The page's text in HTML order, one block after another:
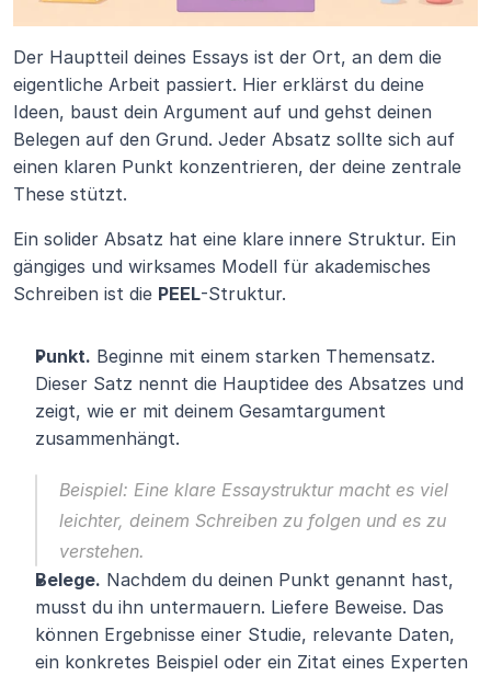
Der Hauptteil deines Essays ist der Ort, an dem die
eigentliche Arbeit passiert. Hier erklärst du deine
Ideen, baust dein Argument auf und gehst deinen
Belegen auf den Grund. Jeder Absatz sollte sich auf
einen klaren Punkt konzentrieren, der deine zentrale
These stützt.
Ein solider Absatz hat eine klare innere Struktur. Ein
gängiges und wirksames Modell für akademisches
Schreiben ist die PEEL-Struktur.
Punkt. Beginne mit einem starken Themensatz.
Dieser Satz nennt die Hauptidee des Absatzes und
zeigt, wie er mit deinem Gesamtargument
zusammenhängt.
Beispiel: Eine klare Essaystruktur macht es viel
leichter, deinem Schreiben zu folgen und es zu
verstehen.
Belege. Nachdem du deinen Punkt genannt hast,
musst du ihn untermauern. Liefere Beweise. Das
können Ergebnisse einer Studie, relevante Daten,
ein konkretes Beispiel oder ein Zitat eines Experten